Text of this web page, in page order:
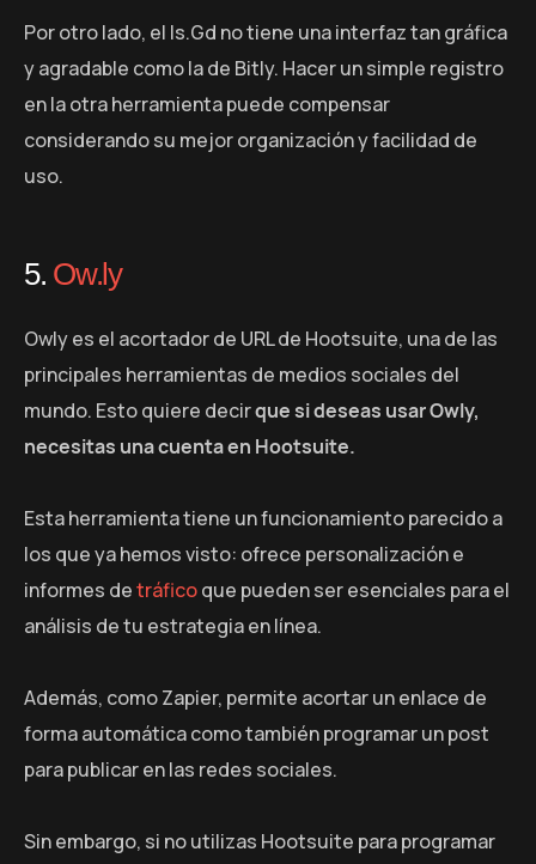
Por otro lado, el Is.Gd no tiene una interfaz tan gráfica
y agradable como la de Bitly. Hacer un simple registro
en la otra herramienta puede compensar
considerando su mejor organización y facilidad de
uso.
5. Ow.ly
Owly es el acortador de URL de Hootsuite, una de las
principales herramientas de medios sociales del
mundo. Esto quiere decirque si deseas usar Owly,
necesitas una cuenta en Hootsuite.
Esta herramienta tiene un funcionamiento parecido a
los que ya hemos visto: ofrece personalización e
informes detráficoque pueden ser esenciales para el
análisis de tu estrategia en línea.
Además, como Zapier, permite acortar un enlace de
forma automática como también programar un post
para publicar en las redes sociales.
Sin embargo, si no utilizas Hootsuite para programar